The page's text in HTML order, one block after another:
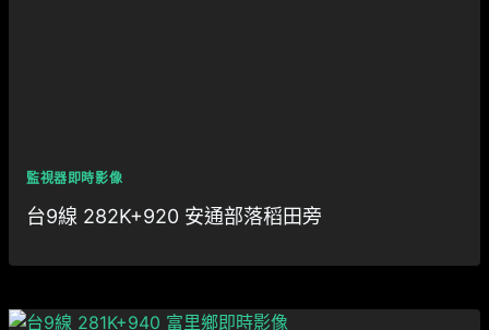
監視器即時影像
台9線 282K+920 安通部落稻田旁